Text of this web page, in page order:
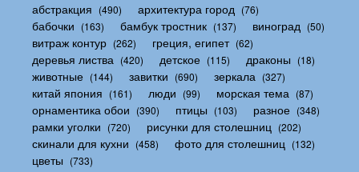
абстракция (490) архитектура город (76)
бабочки (163) бамбук тростник (137) виноград (50)
витраж контур (262) греция, египет (62)
деревья листва (420) детское (115) драконы (18)
животные (144) завитки (690) зеркала (327)
китай япония (161) люди (99) морская тема (87)
орнаментика обои (390) птицы (103) разное (348)
рамки уголки (720) рисунки для столешниц (202)
скинали для кухни (458) фото для столешниц (132)
цветы (733)